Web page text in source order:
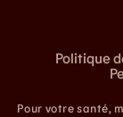
Politique
Pour votre santé,